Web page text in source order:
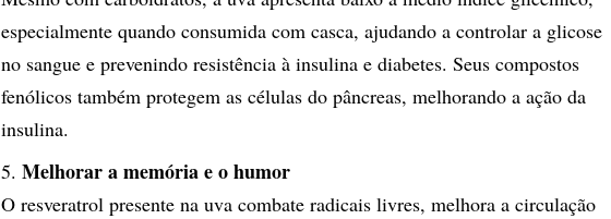
especialmente quando consumida com casca, ajudando a controlar a glicose
no sangue e prevenindo resistência à insulina e diabetes. Seus compostos
fenólicos também protegem as células do pâncreas, melhorando a ação da
insulina.
Melhorar a memória e o humor
O resveratrol presente na uva combate radicais livres, melhora a circulação